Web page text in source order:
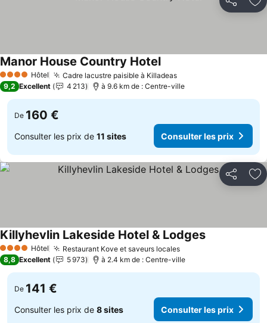
Partager
4 Étoiles Hôtel Cadre lacustre paisible à KilladeasConsulter les prix
Manor House Country HotelConsulter les prix
9,2 Excellent 4 213 à 9.6 km de : Centre-ville
De 160 €
Consulter les prix de 11 sites Consulter les prix
Partager
4 Étoiles Hôtel Restaurant Kove et saveurs localesConsulter les prix
Killyhevlin Lakeside Hotel & LodgesConsulter
8,8 Excellent 5 973 à 2.4 km de : Centre-ville
De 141 €
Consulter les prix de 8 sites Consulter les prix